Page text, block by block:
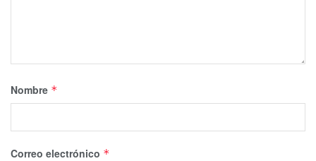
Nombre *
Correo electrónico *